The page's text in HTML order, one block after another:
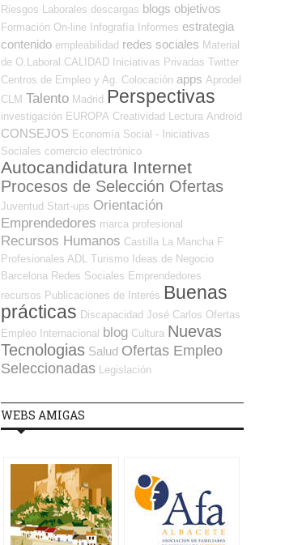
Riesgos Laborales descargas blogs objetivos
Formación On-line Infografía Informes estrategia
contenido empleabilidad redes sociales Material
de O.Laboral CALIDAD Iniciativas Privadas Twitter
Centros de Empleo y Ag. Colocación apps Aprodel
CLM Talento Madrid Perspectivas
investigación EUROPA Creatividad Lectura Android
CONSEJOS Economía Social - Iniciativas
Sociales comercio electrónico
Autocandidatura Internet
Procesos de Selección Ofertas
Juventud Start-ups Orientación
Emprendedores marca profesional
Recursos Humanos Castilla La Mancha F
Profesionales ADL
Turismo Ideas de Negocio
Barcelona Redes Sociales Emprendedores
recursos Publicaciones de Interés Buenas
prácticas Discapacidad José Carlos Ofertas
Empleo Internacional blog Cultura Nuevas
Tecnologias Salud Ofertas Empleo
Seleccionadas
Legislación
WEBS AMIGAS